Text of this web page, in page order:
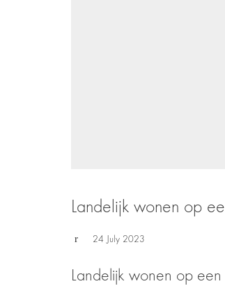
Landelijk wonen op
24 July 2023
Landelijk wonen op